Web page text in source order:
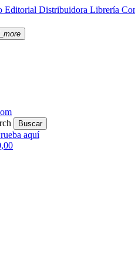
Editorial Distribuidora Librería
Buscar
aquí